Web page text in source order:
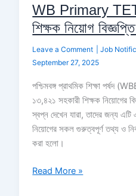
WB Primary
শিক্ষক নিয়োগ বিজ্ঞপ্তি
Leave a Comment |Job
September 27, 2025
পশ্চিমবঙ্গ প্রাথমিক শিক্ষা পর্ষদ
১৩,৪২১ সহকারী শিক্ষক নিয়োগের
স্বপ্ন দেখেন যারা, তাদের জন্য
নিয়োগের সকল গুরুত্বপূর্ণ তথ্য ও
করা হলো।
Read More »